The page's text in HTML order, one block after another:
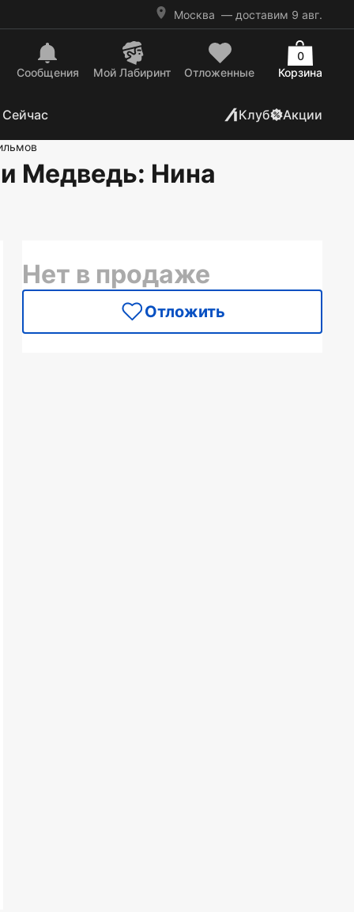
Москва — доставим 9 авг.
Сообщения Mой Лабиринт Отложенные Корзина
0
Клуб Акции
Медведь: Нина
Нет в продаже
Отложить